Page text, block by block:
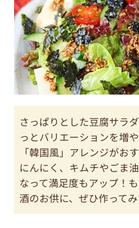
さっぱりとした豆腐サラ
っとバリエーションを増
「韓国風」アレンジがお
にんにく、キムチやごま
なって満足度もアップ！
酒のお供に、ぜひ作ってみ